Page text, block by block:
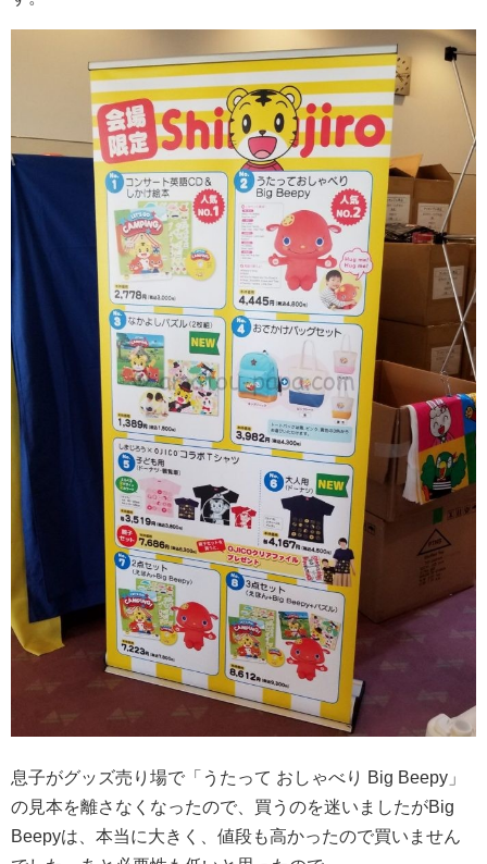
息子がグッズ売り場で「うたって おしゃべり Big Beepy」
の見本を離さなくなったので、買うのを迷いましたがBig
Beepyは、本当に大きく、値段も高かったので買いません